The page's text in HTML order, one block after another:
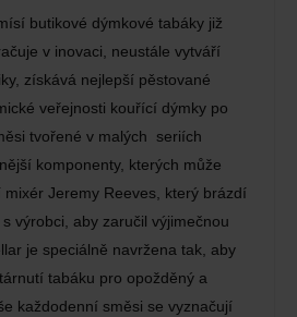
butikové dýmkové tabáky již
v inovaci, neustále vytváří
získává nejlepší pěstované
veřejnosti kouřící dýmky po
tvořené v malých seriích
komponenty, kterých může
Jeremy Reeves, který brázdí
výrobci, aby zaručil výjimečnou
je speciálně navržena tak, aby
tabáku pro opožděný a
každodenní směsi se vyznačují